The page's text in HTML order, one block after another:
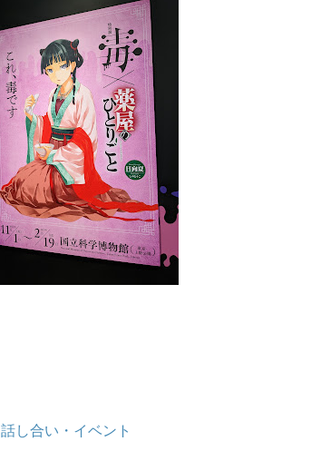
話し合い・イベント